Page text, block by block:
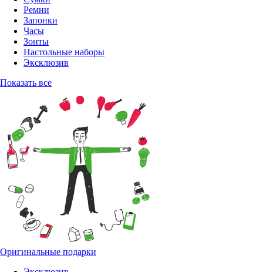
Ремни
Запонки
Часы
Зонты
Настольные наборы
Эксклюзив
Показать все
Оригинальные подарки